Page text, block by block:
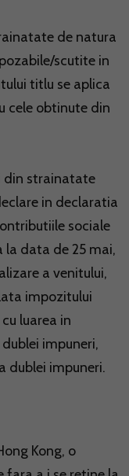
de natura
scutite in
titlu se aplica
cele obtinute din
din strainatate
in declaratia
sociale
la data de 25 mai,
a venitului,
impozitului
luarea in
impuneri,
dublei impuneri.
Kong, o